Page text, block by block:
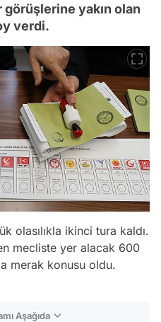
görüşlerine yakın olan
verdi.
olasılıkla ikinci tura kaldı.
mecliste yer alacak 600
merak konusu oldu.
Aşağıda